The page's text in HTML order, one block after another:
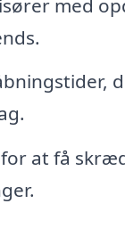
at få